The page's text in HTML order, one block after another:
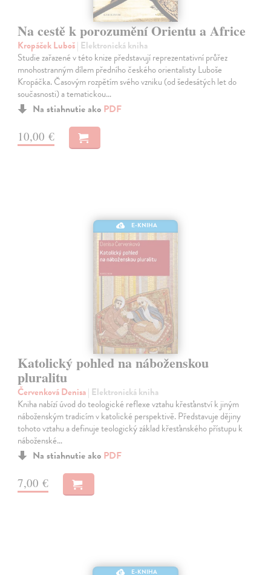
Na cestě k porozumění Orientu a Africe
Kropáček Luboš| Elektronická kniha
Studie zařazené v této knize představují reprezentativní průřez
mnohostranným dílem předního českého orientalisty Luboše
Kropáčka. Časovým rozpětím svého vzniku (od šedesátých let do
současnosti) a tematickou…
Na stiahnutie ako PDF
10,00 €
E-KNIHA
Katolický pohled na náboženskou
pluralitu
Červenková Denisa| Elektronická kniha
Kniha nabízí úvod do teologické reflexe vztahu křesťanství k jiným
náboženským tradicím v katolické perspektivě. Představuje dějiny
tohoto vztahu a definuje teologický základ křesťanského přístupu k
náboženské…
Na stiahnutie ako PDF
7,00 €
E-KNIHA